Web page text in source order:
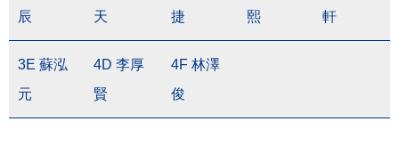
辰
天
捷
熙
軒
3E 蘇泓
元
4D 李厚
賢
4F 林澤
俊